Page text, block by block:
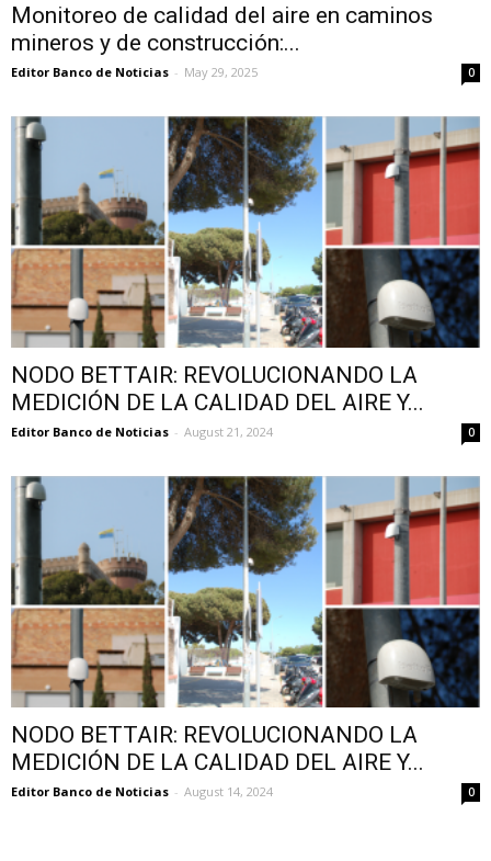
Monitoreo de calidad del aire en caminos
mineros y de construcción:...
Editor Banco de Noticias - May 29, 2025 0
NODO BETTAIR: REVOLUCIONANDO LA
MEDICIÓN DE LA CALIDAD DEL AIRE Y...
Editor Banco de Noticias - August 21, 2024 0
NODO BETTAIR: REVOLUCIONANDO LA
MEDICIÓN DE LA CALIDAD DEL AIRE Y...
Editor Banco de Noticias - August 14, 2024 0